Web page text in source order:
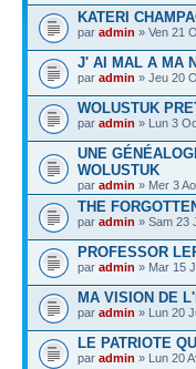
KATERI
par admin » Ven 21
J' AI MAL A MA
par admin » Jeu 20
WOLUSTUK
par admin » Lun 3
UNE
WOLUSTUK
par admin » Mer 3
THE
par admin » Sam 23
PROFESSOR
par admin » Mar 15
MA VISION DE
par admin » Lun 20
LE PATRIOTE
par admin » Lun 20